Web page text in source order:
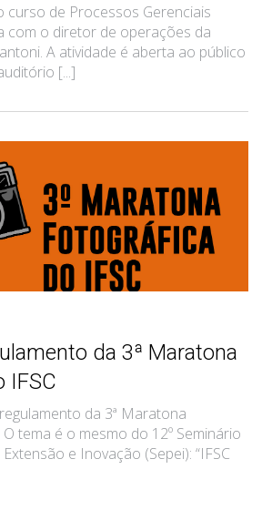
curso de Processos Gerenciais
com o diretor de operações da
A atividade é aberta ao público
[...]
da 3ª Maratona
IFSC
da 3ª Maratona
tema é o mesmo do 12º Seminário
e Inovação (Sepei): “IFSC